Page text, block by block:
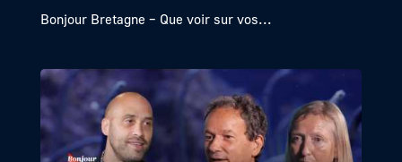
Bonjour Bretagne – Que voir sur vos...